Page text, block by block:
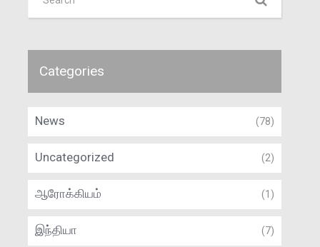
Categories
News (78)
Uncategorized (2)
ஆரோக்கியம் (1)
இந்தியா (7)